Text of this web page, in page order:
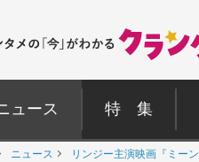
ュース 特 集
ニュース リンジー主演映画『ミー